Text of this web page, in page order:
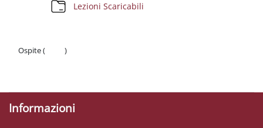
Lezioni Scaricabili
Ospite (
)
Informazioni